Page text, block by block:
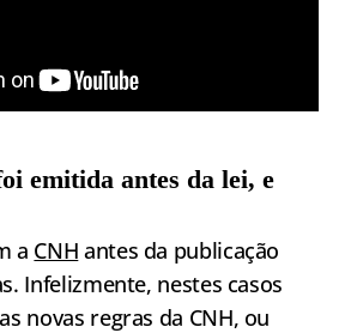
emitida antes da lei, e
a CNH antes da publicação
Infelizmente, nestes casos
novas regras da CNH, ou